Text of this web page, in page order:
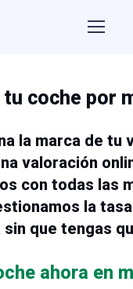
tu coche por
la marca de tu
valoración
con todas las
la
sin que tengas
ahora en